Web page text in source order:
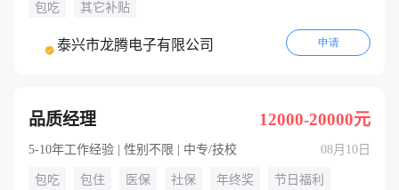
包吃 其它补贴
泰兴市龙腾电子有限公司 申请
品质经理 12000-20000元
5-10年工作经验 | 性别不限 | 中专/技校 08月10日
包吃 包住 医保 社保 年终奖
节日福利